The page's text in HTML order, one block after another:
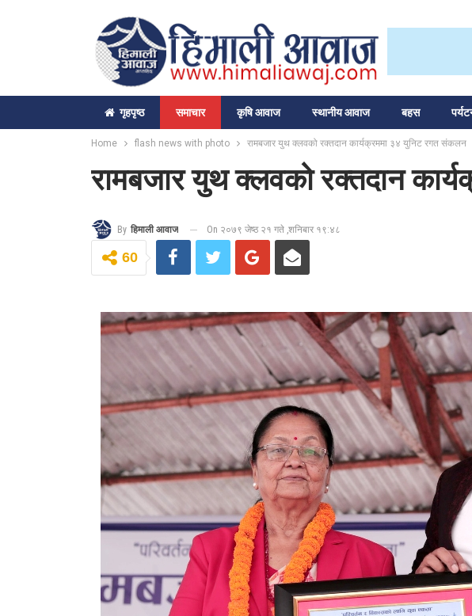
गृहपृष्‍ठ समाचार कृषि आवाज स्थानीय आवाज बहस
Home flash news with photo रामबजार युथ क्लवको रक्तदान कार्यक्रममा ३४ युनिट रगत संकलन
रामबजार युथ क्लवको रक्तदान
By हिमाली आवाज On २०७९ जेष्ठ २१ गते ,शनिबार १९:४८
60